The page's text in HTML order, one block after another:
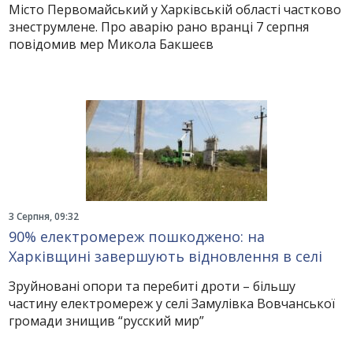
Місто Первомайський у Харківській області частково
знеструмлене. Про аварію рано вранці 7 серпня
повідомив мер Микола Бакшеєв
3 Серпня, 09:32
90% електромереж пошкоджено: на
Харківщині завершують відновлення в селі
Зруйновані опори та перебиті дроти – більшу
частину електромереж у селі Замулівка Вовчанської
громади знищив “русский мир”